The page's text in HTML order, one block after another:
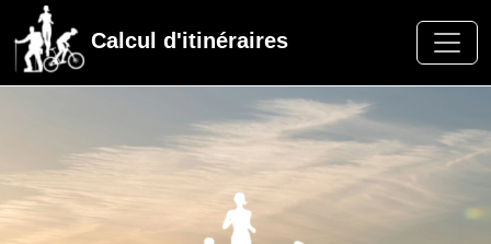
Calcul d'itinéraires